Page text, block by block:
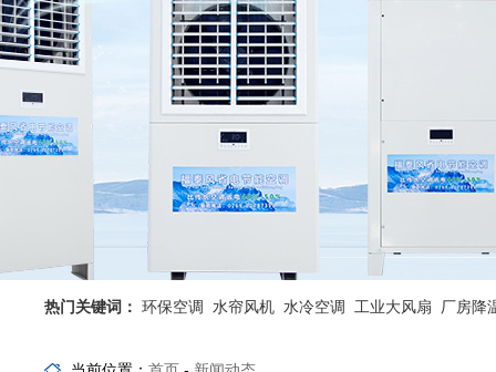
热门关键词： 环保空调 水帘风机 水冷空调 工业大风扇 厂房降